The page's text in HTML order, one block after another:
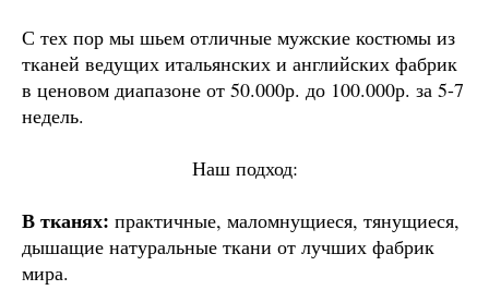
С тех пор мы шьем отличные мужские костюмы из
тканей ведущих итальянских и английских фабрик
в ценовом диапазоне от 50.000р. до 100.000р. за 5-7
недель.
Наш подход:
В тканях: практичные, маломнущиеся, тянущиеся,
дышащие натуральные ткани от лучших фабрик
мира.